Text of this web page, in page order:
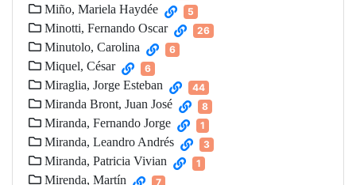
Miño, Mariela Haydée 5
Minotti, Fernando Oscar 26
Minutolo, Carolina 6
Miquel, César 6
Miraglia, Jorge Esteban 44
Miranda Bront, Juan José 8
Miranda, Fernando Jorge 1
Miranda, Leandro Andrés 3
Miranda, Patricia Vivian 1
Mirenda, Martín 7